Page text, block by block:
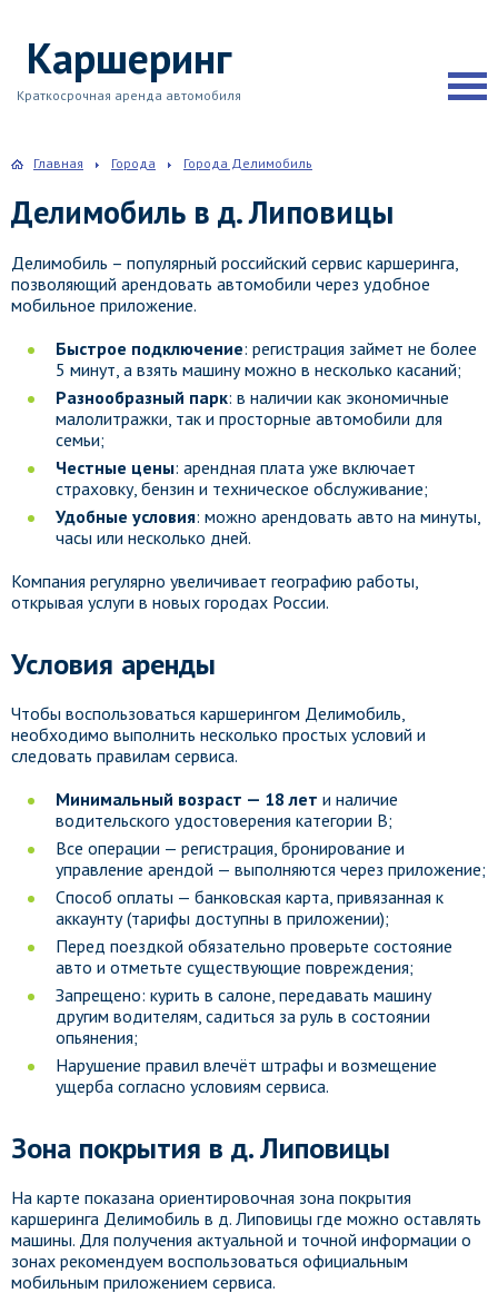
Каршеринг
Краткосрочная аренда автомобиля
Главная Города Города Делимобиль
Делимобиль в д. Липовицы
Делимобиль – популярный российский сервис каршеринга,
позволяющий арендовать автомобили через удобное
мобильное приложение.
Быстрое подключение: регистрация займет не более
5 минут, а взять машину можно в несколько касаний;
Разнообразный парк: в наличии как экономичные
малолитражки, так и просторные автомобили для
семьи;
Честные цены: арендная плата уже включает
страховку, бензин и техническое обслуживание;
Удобные условия: можно арендовать авто на минуты,
часы или несколько дней.
Компания регулярно увеличивает географию работы,
открывая услуги в новых городах России.
Условия аренды
Чтобы воспользоваться каршерингом Делимобиль,
необходимо выполнить несколько простых условий и
следовать правилам сервиса.
Минимальный возраст — 18 лет и наличие
водительского удостоверения категории B;
Все операции — регистрация, бронирование и
управление арендой — выполняются через приложение;
Способ оплаты — банковская карта, привязанная к
аккаунту (тарифы доступны в приложении);
Перед поездкой обязательно проверьте состояние
авто и отметьте существующие повреждения;
Запрещено: курить в салоне, передавать машину
другим водителям, садиться за руль в состоянии
опьянения;
Нарушение правил влечёт штрафы и возмещение
ущерба согласно условиям сервиса.
Зона покрытия в д. Липовицы
На карте показана ориентировочная зона покрытия
каршеринга Делимобиль в д. Липовицы где можно оставлять
машины. Для получения актуальной и точной информации о
зонах рекомендуем воспользоваться официальным
мобильным приложением сервиса.